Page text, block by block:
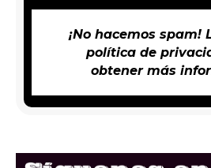
¡No hacemos spam!
política de
obtener más